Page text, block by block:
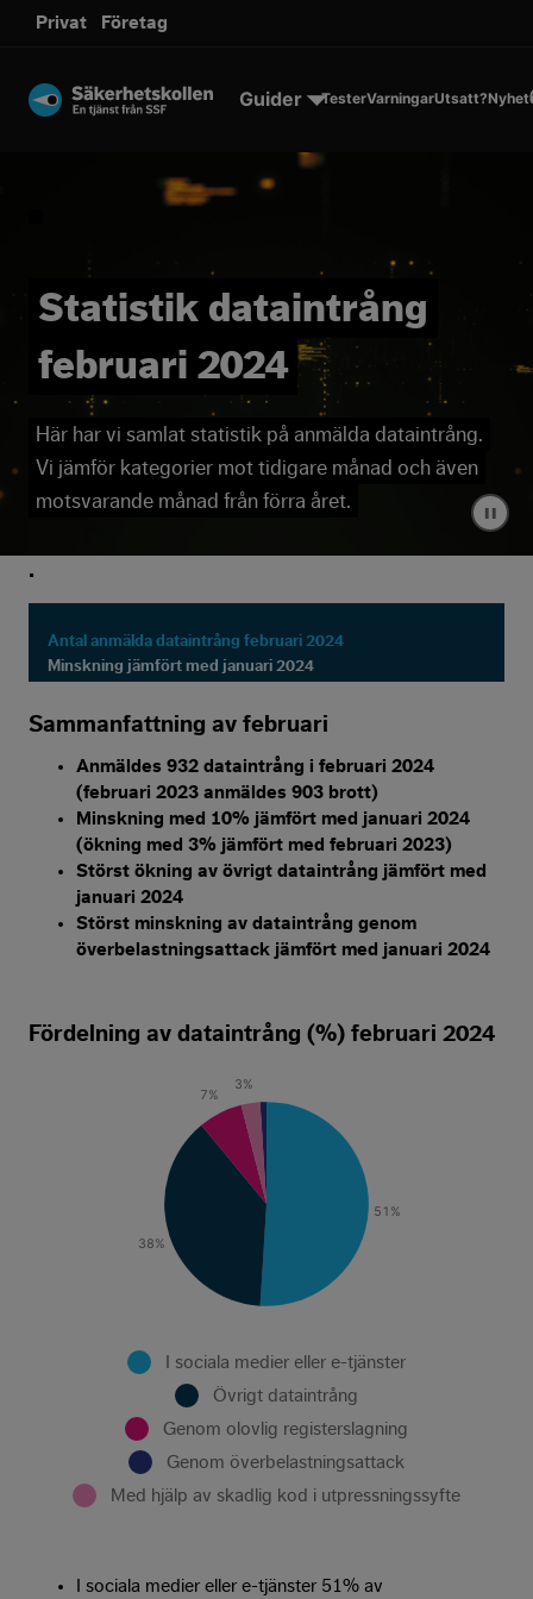
sms.
Privat Företag
Guider TesterVarningarUtsatt?
Statistik dataintrång
februari 2024
Här har vi samlat statistik på anmälda dataintrång.
Vi jämför kategorier mot tidigare månad och även
motsvarande månad från förra året.
.
Antal anmälda dataintrång februari 2024
Minskning jämfört med januari 2024
Sammanfattning av februari
Anmäldes 932 dataintrång i februari 2024
(februari 2023 anmäldes 903 brott)
Minskning med 10% jämfört med januari 2024
(ökning med 3% jämfört med februari 2023)
Störst ökning av övrigt dataintrång jämfört med
januari 2024
Störst minskning av dataintrång genom
överbelastningsattack jämfört med januari 2024
Fördelning av dataintrång (%) februari 2024
51 %
38%
7%
3%
I sociala medier eller e-tjänster
Övrigt dataintrång
Genom olovlig registerslagning
Genom överbelastningsattack
Med hjälp av skadlig kod i utpressningssyfte
I sociala medier eller e-tjänster 51% av